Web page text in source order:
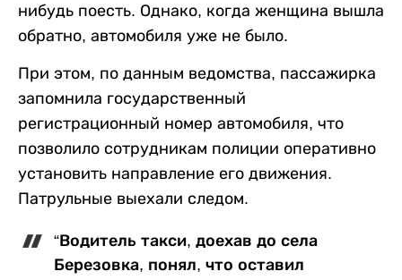
нибудь поесть. Однако, когда женщина вышла
обратно, автомобиля уже не было.
При этом, по данным ведомства, пассажирка
запомнила государственный
регистрационный номер автомобиля, что
позволило сотрудникам полиции оперативно
установить направление его движения.
Патрульные выехали следом.
“Водитель такси, доехав до села
Березовка, понял, что оставил